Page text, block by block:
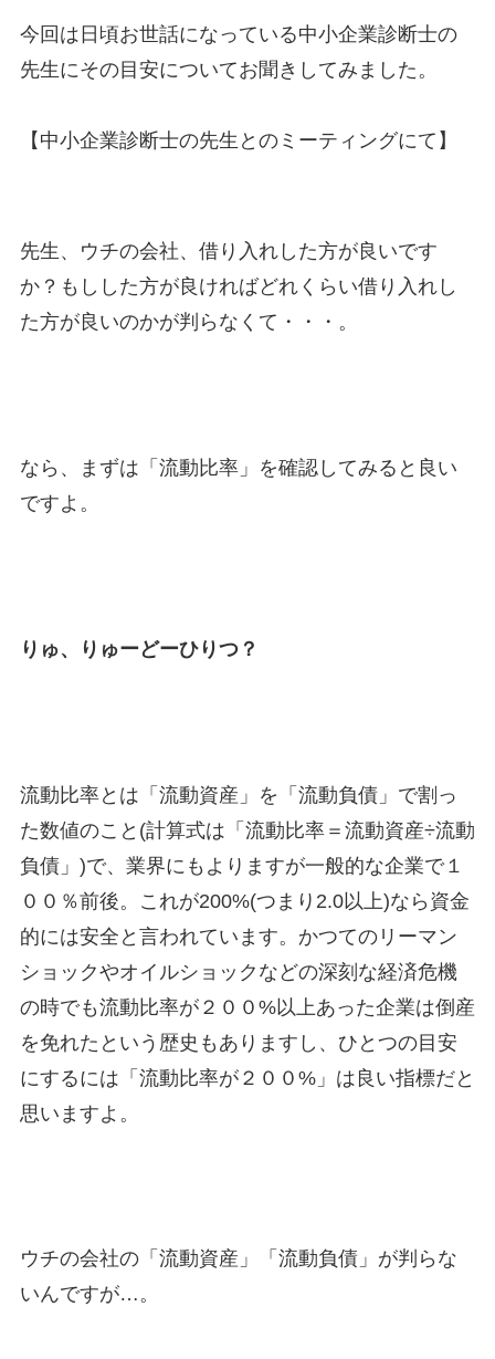
今回は日頃お世話になっている中小企業診断士の
先生にその目安についてお聞きしてみました。
【中小企業診断士の先生とのミーティングにて】
先生、ウチの会社、借り入れした方が良いです
か？もしした方が良ければどれくらい借り入れし
た方が良いのかが判らなくて・・・。
なら、まずは「流動比率」を確認してみると良い
ですよ。
りゅ、りゅーどーひりつ？
流動比率とは「流動資産」を「流動負債」で割っ
た数値のこと(計算式は「流動比率＝流動資産÷流動
負債」)で、業界にもよりますが一般的な企業で１
００％前後。これが200%(つまり2.0以上)なら資金
的には安全と言われています。かつてのリーマン
ショックやオイルショックなどの深刻な経済危機
の時でも流動比率が２００%以上あった企業は倒産
を免れたという歴史もありますし、ひとつの目安
にするには「流動比率が２００%」は良い指標だと
思いますよ。
ウチの会社の「流動資産」「流動負債」が判らな
いんですが…。